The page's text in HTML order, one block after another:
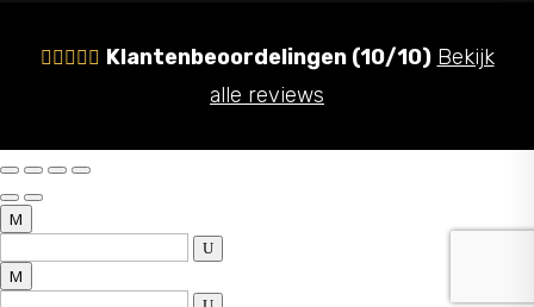
     Klantenbeoordelingen (10/10) Bekijk
alle reviews
M
U
M